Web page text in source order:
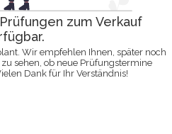
zum Verkauf
Wir empfehlen Ihnen, später noch
sehen, ob neue Prüfungstermine
Dank für Ihr Verständnis!